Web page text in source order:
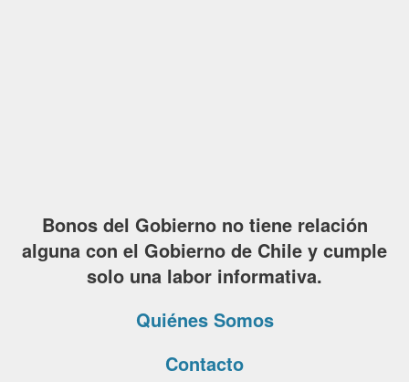
Bonos del Gobierno no tiene relación
alguna con el Gobierno de Chile y cumple
solo una labor informativa.
Quiénes Somos
Contacto